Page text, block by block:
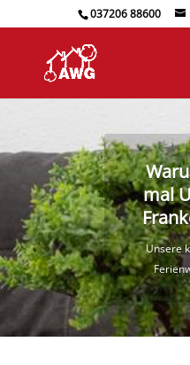
037206 88600
mal
Unsere